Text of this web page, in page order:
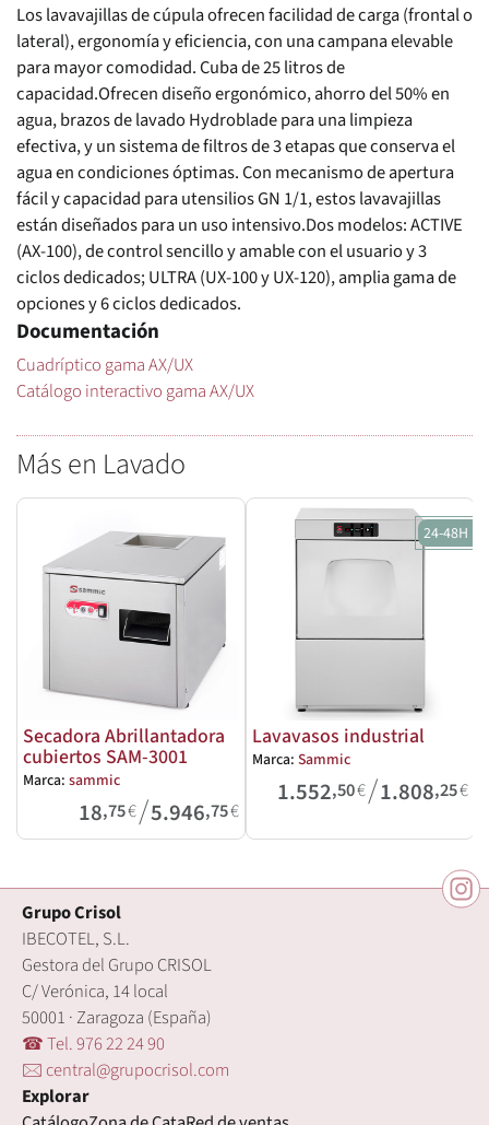
Los lavavajillas de cúpula ofrecen facilidad de carga (frontal o
lateral), ergonomía y eficiencia, con una campana elevable
para mayor comodidad. Cuba de 25 litros de
capacidad.Ofrecen diseño ergonómico, ahorro del 50% en
agua, brazos de lavado Hydroblade para una limpieza
efectiva, y un sistema de filtros de 3 etapas que conserva el
agua en condiciones óptimas. Con mecanismo de apertura
fácil y capacidad para utensilios GN 1/1, estos lavavajillas
están diseñados para un uso intensivo.Dos modelos: ACTIVE
(AX-100), de control sencillo y amable con el usuario y 3
ciclos dedicados; ULTRA (UX-100 y UX-120), amplia gama de
opciones y 6 ciclos dedicados.
Documentación
Cuadríptico gama AX/UX
Catálogo interactivo gama AX/UX
Más en Lavado
Secadora Abrillantadora
cubiertos SAM-3001
Marca: sammic
18,75€/5.946,75€
24-48H
Lavavasos industrial
Marca: Sammic
1.552,50€/1.808,25€
Grupo Crisol
IBECOTEL, S.L.
Gestora del Grupo CRISOL
C/ Verónica, 14 local
50001 · Zaragoza (España)
☎ Tel. 976 22 24 90
🖂 central@grupocrisol.com
Explorar